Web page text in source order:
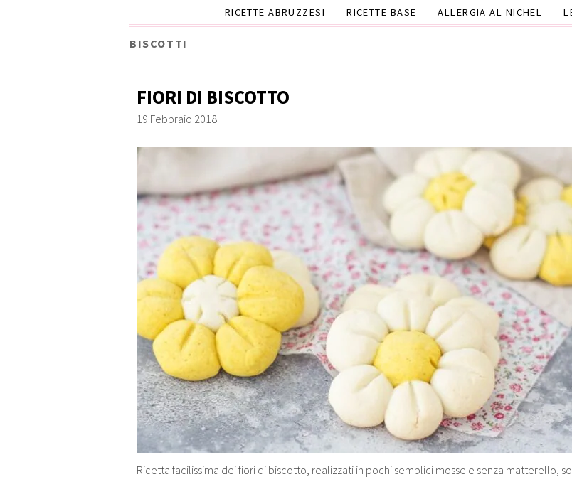
RICETTE ABRUZZESI
RICETTE BASE ALLERGIA AL NICHEL
BISCOTTI
FIORI DI BISCOTTO
19 Febbraio 2018
Ricetta facilissima dei fiori di biscotto, realizzati in pochi semplici mosse e senza matterello,